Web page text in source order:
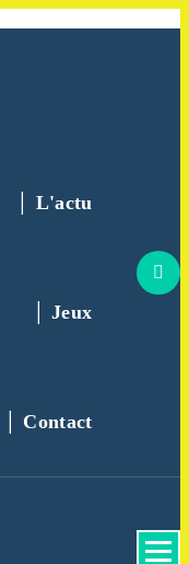
│ L'actu
│ Jeux
│ Contact